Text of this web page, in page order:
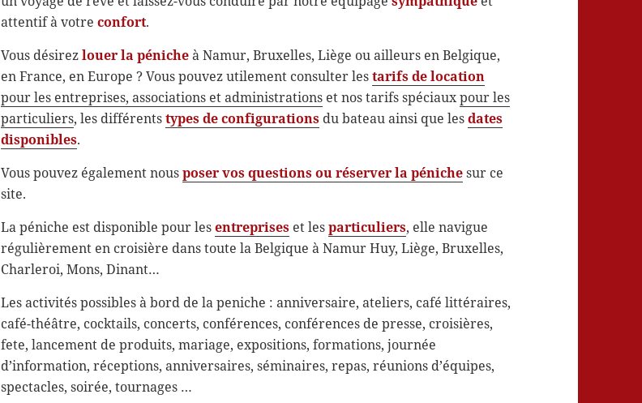
attentif à votreconfort.
Vous désirezlouer la pénicheà Namur, Bruxelles, Liège ou ailleurs en Belgique,
en France, en Europe ? Vous pouvez utilement consulter lestarifs de location
pour les entreprises, associations et administrations et nos tarifs spéciauxpour les
particuliers, les différentstypes de configurations du bateau ainsi que lesdates
disponibles.
Vous pouvez également nousposer vos questions ou réserver la pénichesur ce
site.
La péniche est disponible pour lesentreprises et lesparticuliers, elle navigue
régulièrement en croisière dans toute la Belgique à Namur Huy, Liège, Bruxelles,
Charleroi, Mons, Dinant…
Les activités possibles à bord de la peniche : anniversaire, ateliers, café littéraires,
café-théâtre, cocktails, concerts, conférences, conférences de presse, croisières,
fete, lancement de produits, mariage, expositions, formations, journée
d’information, réceptions, anniversaires, séminaires, repas, réunions d’équipes,
spectacles, soirée, tournages …